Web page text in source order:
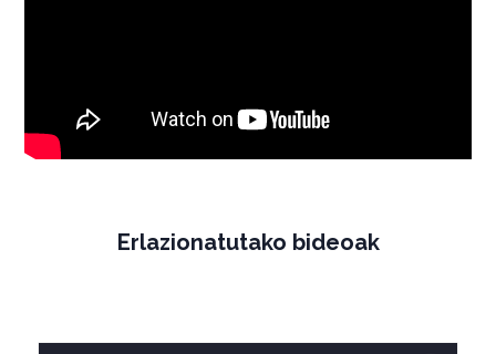
Erlazionatutako bideoak